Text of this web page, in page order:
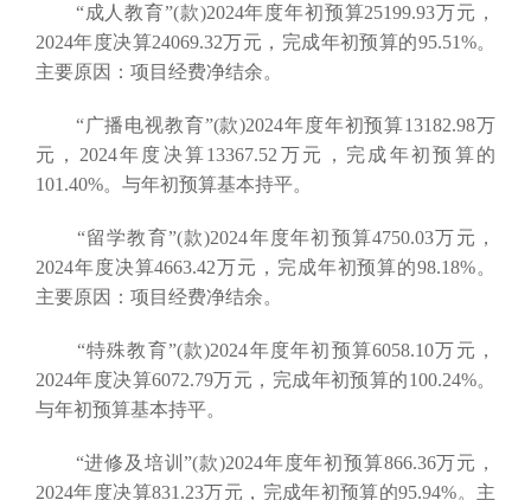
“成人教育”(款)2024年度年初预算25199.93万元，
2024年度决算24069.32万元，完成年初预算的95.51%。
主要原因：项目经费净结余。
“广播电视教育”(款)2024年度年初预算13182.98万
元，2024年度决算13367.52万元，完成年初预算的
101.40%。与年初预算基本持平。
“留学教育”(款)2024年度年初预算4750.03万元，
2024年度决算4663.42万元，完成年初预算的98.18%。
主要原因：项目经费净结余。
“特殊教育”(款)2024年度年初预算6058.10万元，
2024年度决算6072.79万元，完成年初预算的100.24%。
与年初预算基本持平。
“进修及培训”(款)2024年度年初预算866.36万元，
2024年度决算831.23万元，完成年初预算的95.94%。主